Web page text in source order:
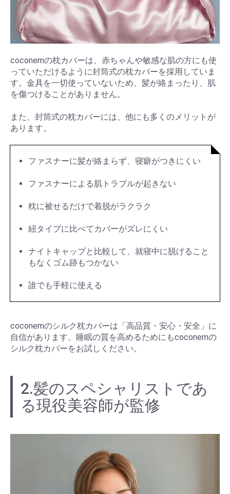
coconemの枕カバーは、赤ちゃんや敏感な肌の方にも使
っていただけるように封筒式の枕カバーを採用していま
す。金具を一切使っていないため、髪が絡まったり、肌
を傷つけることがありません。
また、封筒式の枕カバーには、他にも多くのメリットが
あります。
ファスナーに髪が絡まらず、寝癖がつきにくい
ファスナーによる肌トラブルが起きない
枕に被せるだけで着脱がラクラク
紐タイプに比べてカバーがズレにくい
ナイトキャップと比較して、就寝中に脱げること
もなくゴム跡もつかない
誰でも手軽に使える
coconemのシルク枕カバーは「高品質・安心・安全」に
自信があります。睡眠の質を高めるためにもcoconemの
シルク枕カバーをお試しください。
2.髪のスペシャリストであ
る現役美容師が監修